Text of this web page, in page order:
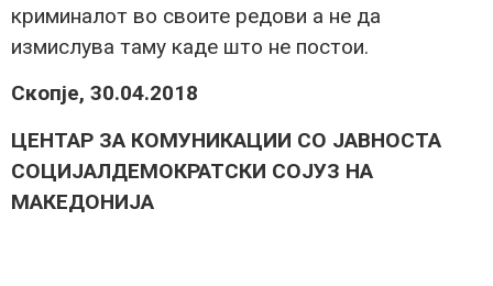
криминалот во своите редови а не да
измислува таму каде што не постои.
Скопје, 30.04.2018
ЦЕНТАР ЗА КОМУНИКАЦИИ СО ЈАВНОСТА
СОЦИЈАЛДЕМОКРАТСКИ СОЈУЗ НА
МАКЕДОНИЈА